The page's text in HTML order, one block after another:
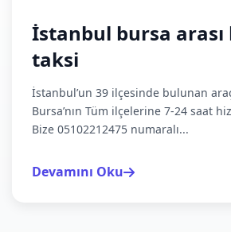
İstanbul bursa arası
taksi
İstanbul’un 39 ilçesinde bulunan
Bursa’nın Tüm ilçelerine 7-24 saat
Bize 05102212475 numaralı...
Devamını Oku